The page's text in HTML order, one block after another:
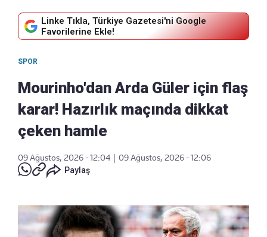
Linke Tıkla, Türkiye Gazetesi'ni Google
Favorilerine Ekle!
SPOR
Mourinho'dan Arda Güler için flaş
karar! Hazırlık maçında dikkat
çeken hamle
09 Ağustos, 2026 - 12:04
09 Ağustos, 2026 - 12:06
Paylaş